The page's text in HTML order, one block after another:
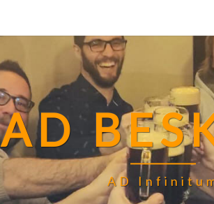
AD
AD